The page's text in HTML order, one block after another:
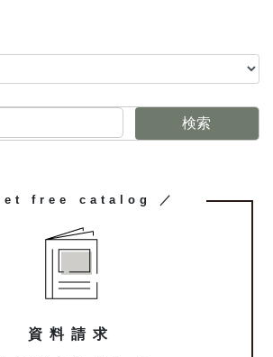
検索
free catalog ／
資料請求